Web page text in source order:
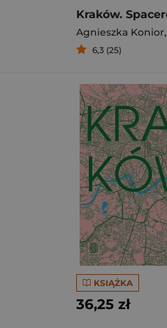
Agnieszka Konior,
6,3 (25)
KSIĄŻKA
36,25 zł